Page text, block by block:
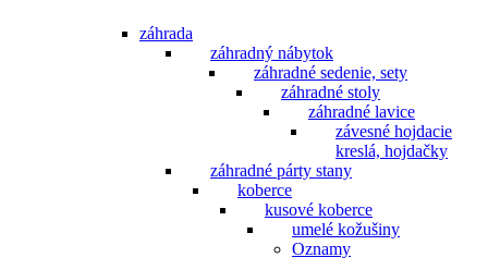
záhrada
záhradný nábytok
záhradné sedenie, sety
záhradné stoly
záhradné lavice
závesné hojdacie
kreslá, hojdačky
záhradné párty stany
koberce
kusové koberce
umelé kožušiny
Oznamy